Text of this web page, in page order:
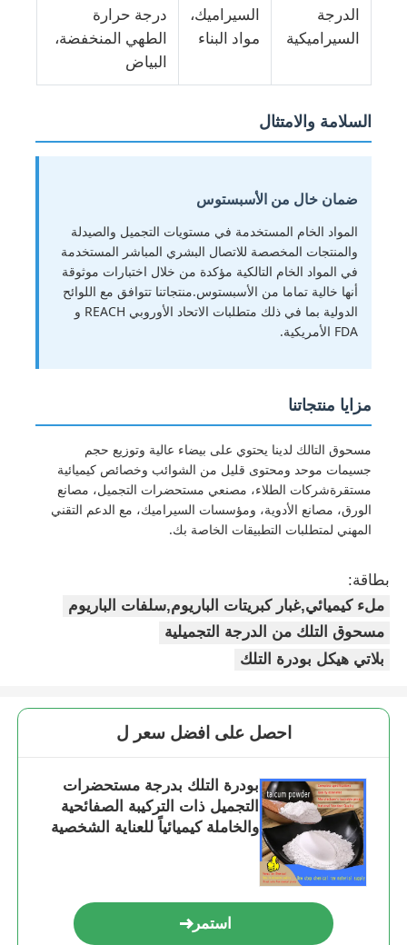
الدرجة
السيراميكية
السيراميك،
مواد البناء
درجة حرارة
الطهي المنخفضة،
البياض
السلامة والامتثال
ضمان خال من الأسبستوس
المواد الخام المستخدمة في مستويات التجميل والصيدلة
والمنتجات المخصصة للاتصال البشري المباشر المستخدمة
في المواد الخام التالكية مؤكدة من خلال اختبارات موثوقة
أنها خالية تماما من الأسبستوس.منتجاتنا تتوافق مع اللوائح
الدولية بما في ذلك متطلبات الاتحاد الأوروبي REACH و
FDA الأمريكية.
مزايا منتجاتنا
مسحوق التالك لدينا يحتوي على بيضاء عالية وتوزيع حجم
جسيمات موحد ومحتوى قليل من الشوائب وخصائص كيميائية
مستقرةشركات الطلاء، مصنعي مستحضرات التجميل، مصانع
الورق، مصانع الأدوية، ومؤسسات السيراميك، مع الدعم التقني
المهني لمتطلبات التطبيقات الخاصة بك.
بطاقة:
ملء كيميائي,غبار كبريتات الباريوم,سلفات الباريوم
مسحوق التلك من الدرجة التجميلية
بلاتي هيكل بودرة التلك
احصل على افضل سعر ل
بودرة التلك بدرجة مستحضرات
التجميل ذات التركيبة الصفائحية
والخاملة كيميائياً للعناية الشخصية
استمر